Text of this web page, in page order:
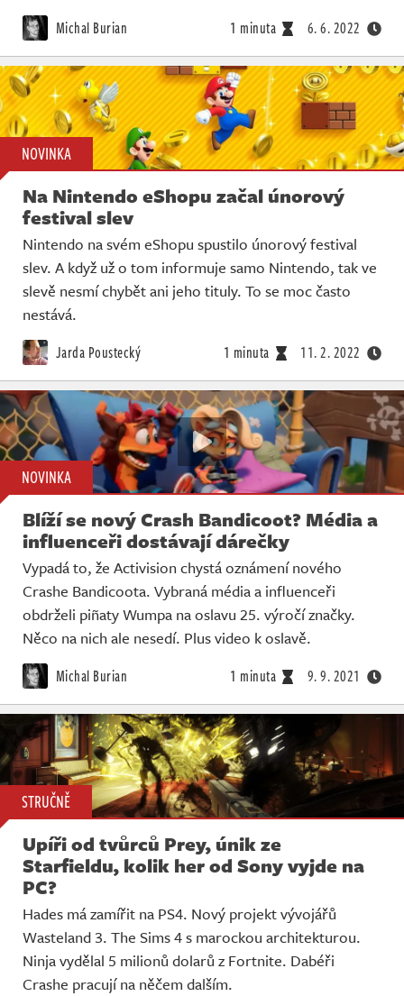
Michal Burian 1 minuta 6. 6. 2022
NOVINKA
Na Nintendo eShopu začal únorový
festival slev
Nintendo na svém eShopu spustilo únorový festival
slev. A když už o tom informuje samo Nintendo, tak ve
slevě nesmí chybět ani jeho tituly. To se moc často
nestává.
Jarda Poustecký 1 minuta 11. 2. 2022
NOVINKA
Blíží se nový Crash Bandicoot? Média a
influenceři dostávají dárečky
Vypadá to, že Activision chystá oznámení nového
Crashe Bandicoota. Vybraná média a influenceři
obdrželi piñaty Wumpa na oslavu 25. výročí značky.
Něco na nich ale nesedí. Plus video k oslavě.
Michal Burian 1 minuta 9. 9. 2021
STRUČNĚ
Upíři od tvůrců Prey, únik ze
Starfieldu, kolik her od Sony vyjde na
PC?
Hades má zamířit na PS4. Nový projekt vývojářů
Wasteland 3. The Sims 4 s marockou architekturou.
Ninja vydělal 5 milionů dolarů z Fortnite. Dabéři
Crashe pracují na něčem dalším.